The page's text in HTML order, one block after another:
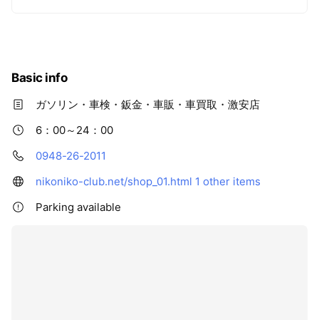
Basic info
ガソリン・車検・鈑金・車販・車買取・激安店
6：00～24：00
0948-26-2011
nikoniko-club.net/shop_01.html 1 other items
Parking available